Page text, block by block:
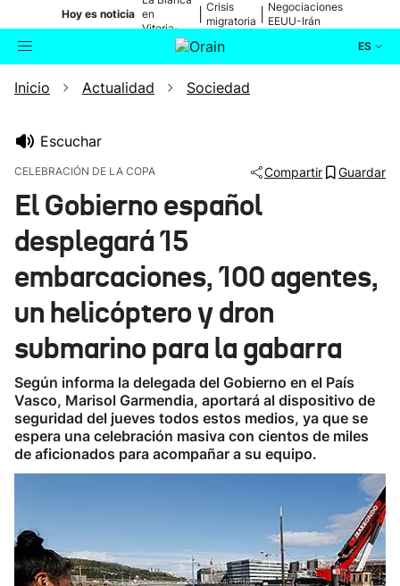
Hoy es noticia en
Vitoria-
Gasteiz
Crisis
migratoria
Negociaciones
EEUU-Irán
ES
Buscador Actualidad
Ikusmiran
Eguraldia
Inicio Actualidad Sociedad
Escuchar
CELEBRACIÓN DE LA COPA Compartir Guardar
El Gobierno español
desplegará 15
embarcaciones, 100 agentes,
un helicóptero y dron
submarino para la gabarra
Según informa la delegada del Gobierno en el País
Vasco, Marisol Garmendia, aportará al dispositivo de
seguridad del jueves todos estos medios, ya que se
espera una celebración masiva con cientos de miles
de aficionados para acompañar a su equipo.